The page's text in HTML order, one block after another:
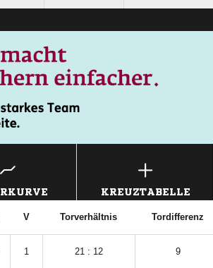
KREUZTABELLE
V Torverhältnis Tordifferenz
1 21 : 12 9